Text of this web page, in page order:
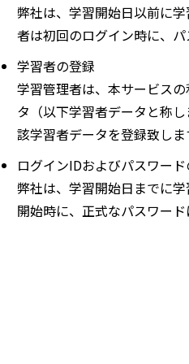
弊社は、学習開始日以前に
者は初回のログイン時に、パ
学習者の登録
学習管理者は、本サービス
タ（以下学習者データと称
該学習者データを登録致しま
ログインIDおよびパスワー
弊社は、学習開始日までに
開始時に、正式なパスワード